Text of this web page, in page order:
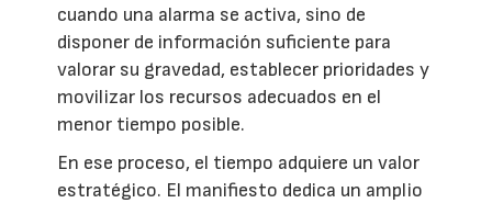
cuando una alarma se activa, sino de
disponer de información suficiente para
valorar su gravedad, establecer prioridades y
movilizar los recursos adecuados en el
menor tiempo posible.
En ese proceso, el tiempo adquiere un valor
estratégico. El manifiesto dedica un amplio